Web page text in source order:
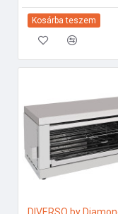
Kosárba teszem